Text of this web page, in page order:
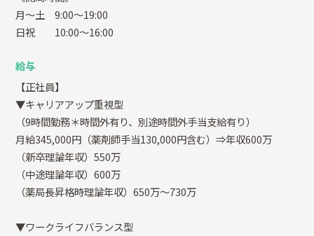
月～土 9:00～19:00
日祝 10:00～16:00
給与
【正社員】
▼キャリアアップ重視型
（9時間勤務＊時間外有り、別途時間外手当支給有り）
月給345,000円（薬剤師手当130,000円含む）⇒年収600万
（新卒理論年収）550万
（中途理論年収）600万
（薬局長昇格時理論年収）650万～730万
▼ワークライフバランス型